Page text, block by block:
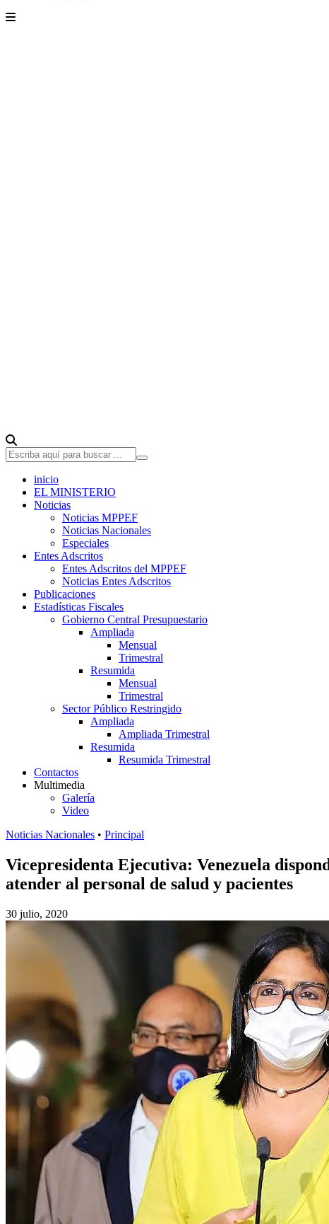
inicio
EL MINISTERIO
Noticias
Noticias MPPEF
Noticias Nacionales
Especiales
Entes Adscritos
Entes Adscritos del MPPEF
Noticias Entes Adscritos
Publicaciones
Estadísticas Fiscales
Gobierno Central Presupuestario
Ampliada
Mensual
Trimestral
Resumida
Mensual
Trimestral
Sector Público Restringido
Ampliada
Ampliada Trimestral
Resumida
Resumida Trimestral
Contactos
Multimedia
Galería
Video
Noticias Nacionales • Principal
Vicepresidenta Ejecutiva: Venezuela
atender al personal de salud y pacientes
30 julio, 2020